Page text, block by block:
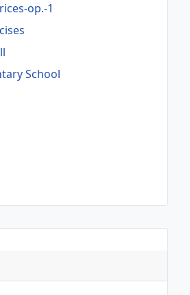
op.-1
School